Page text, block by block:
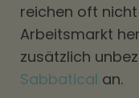
reichen oft
Arbeitsmarkt
zusätzlich
Sabbatical an.